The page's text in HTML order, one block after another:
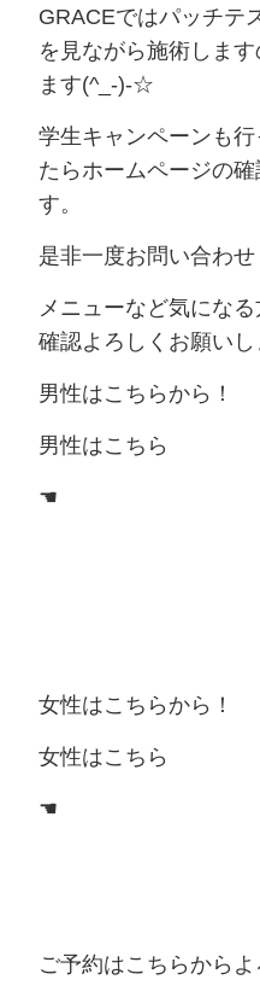
GRACEではパッチテ
を見ながら施術しま
ます(^_-)-☆
学生キャンペーンも
たらホームページの
す。
是非一度お問い合わ
メニューなど気にな
確認よろしくお願いし
男性はこちらから！
男性はこちら
☚
女性はこちらから！
女性はこちら
☚
ご予約はこちらからよ